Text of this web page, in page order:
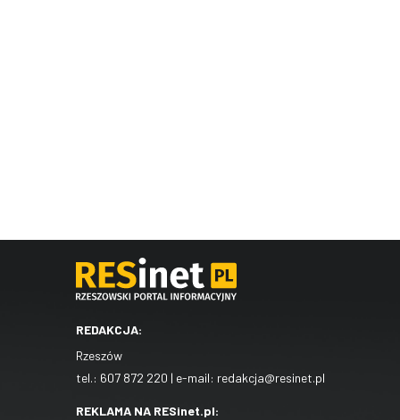
REDAKCJA:
Rzeszów
tel.: 607 872 220 | e-mail: redakcja@resinet.pl
REKLAMA NA RESinet.pl: